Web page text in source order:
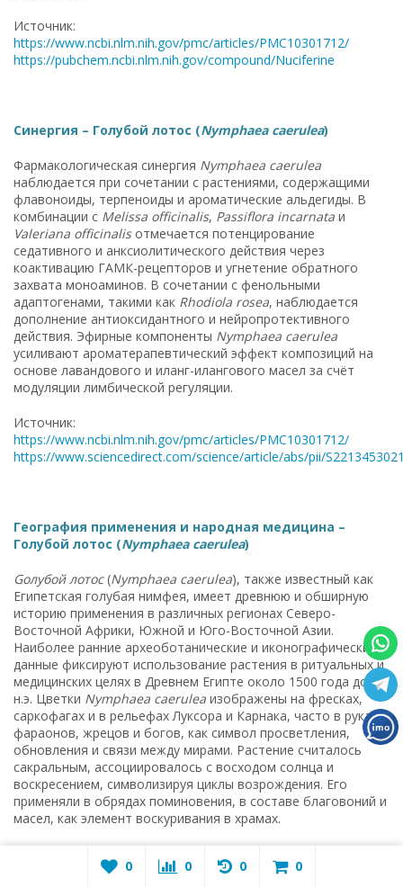
Источник:
https://www.ncbi.nlm.nih.gov/pmc/articles/PMC10301712/
https://pubchem.ncbi.nlm.nih.gov/compound/Nuciferine
Синергия – Голубой лотос (Nymphaea caerulea)
Фармакологическая синергия Nymphaea caerulea
наблюдается при сочетании с растениями, содержащими
флавоноиды, терпеноиды и ароматические альдегиды. В
комбинации с Melissa officinalis, Passiflora incarnata и
Valeriana officinalisотмечается потенцирование
седативного и анксиолитического действия через
коактивацию ГАМК-рецепторов и угнетение обратного
захвата моноаминов. В сочетании с фенольными
адаптогенами, такими как Rhodiola rosea, наблюдается
дополнение антиоксидантного и нейропротективного
действия. Эфирные компоненты Nymphaea caerulea
усиливают ароматерапевтический эффект композиций на
основе лавандового и иланг-илангового масел за счёт
модуляции лимбической регуляции.
Источник:
https://www.ncbi.nlm.nih.gov/pmc/articles/PMC10301712/
https://www.sciencedirect.com/science/article/abs/pii/
География применения и народная медицина –
Голубой лотос (Nymphaea caerulea)
Gолубой лотос(Nymphaea caerulea), также известный как
Египетская голубая нимфея, имеет древнюю и обширную
историю применения в различных регионах Северо-
Восточной Африки, Южной и Юго-Восточной Азии.
Наиболее ранние археоботанические и иконографические
данные фиксируют использование растения в ритуальных и
медицинских целях в Древнем Египте около 1500 года до
н.э. Цветки Nymphaea caerulea изображены на фресках,
саркофагах и в рельефах Луксора и Карнака, часто в руках у
фараонов, жрецов и богов, как символ просветления,
обновления и связи между мирами. Растение считалось
сакральным, ассоциировалось с восходом солнца и
воскресением, символизируя циклы возрождения. Его
применяли в обрядах поминовения, в составе благовоний и
масел, как элемент воскуривания в храмах.
растение применялось в виде настоев и дымных ингаляций
0 0 0 0